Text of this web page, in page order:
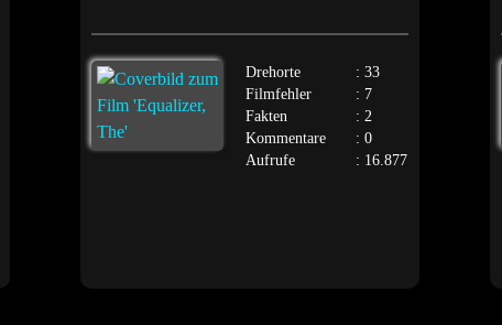
Drehorte
: 33
Filmfehler
: 7
Fakten
: 2
Kommentare
: 0
Aufrufe
: 16.877